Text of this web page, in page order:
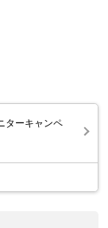
ターキャンペ